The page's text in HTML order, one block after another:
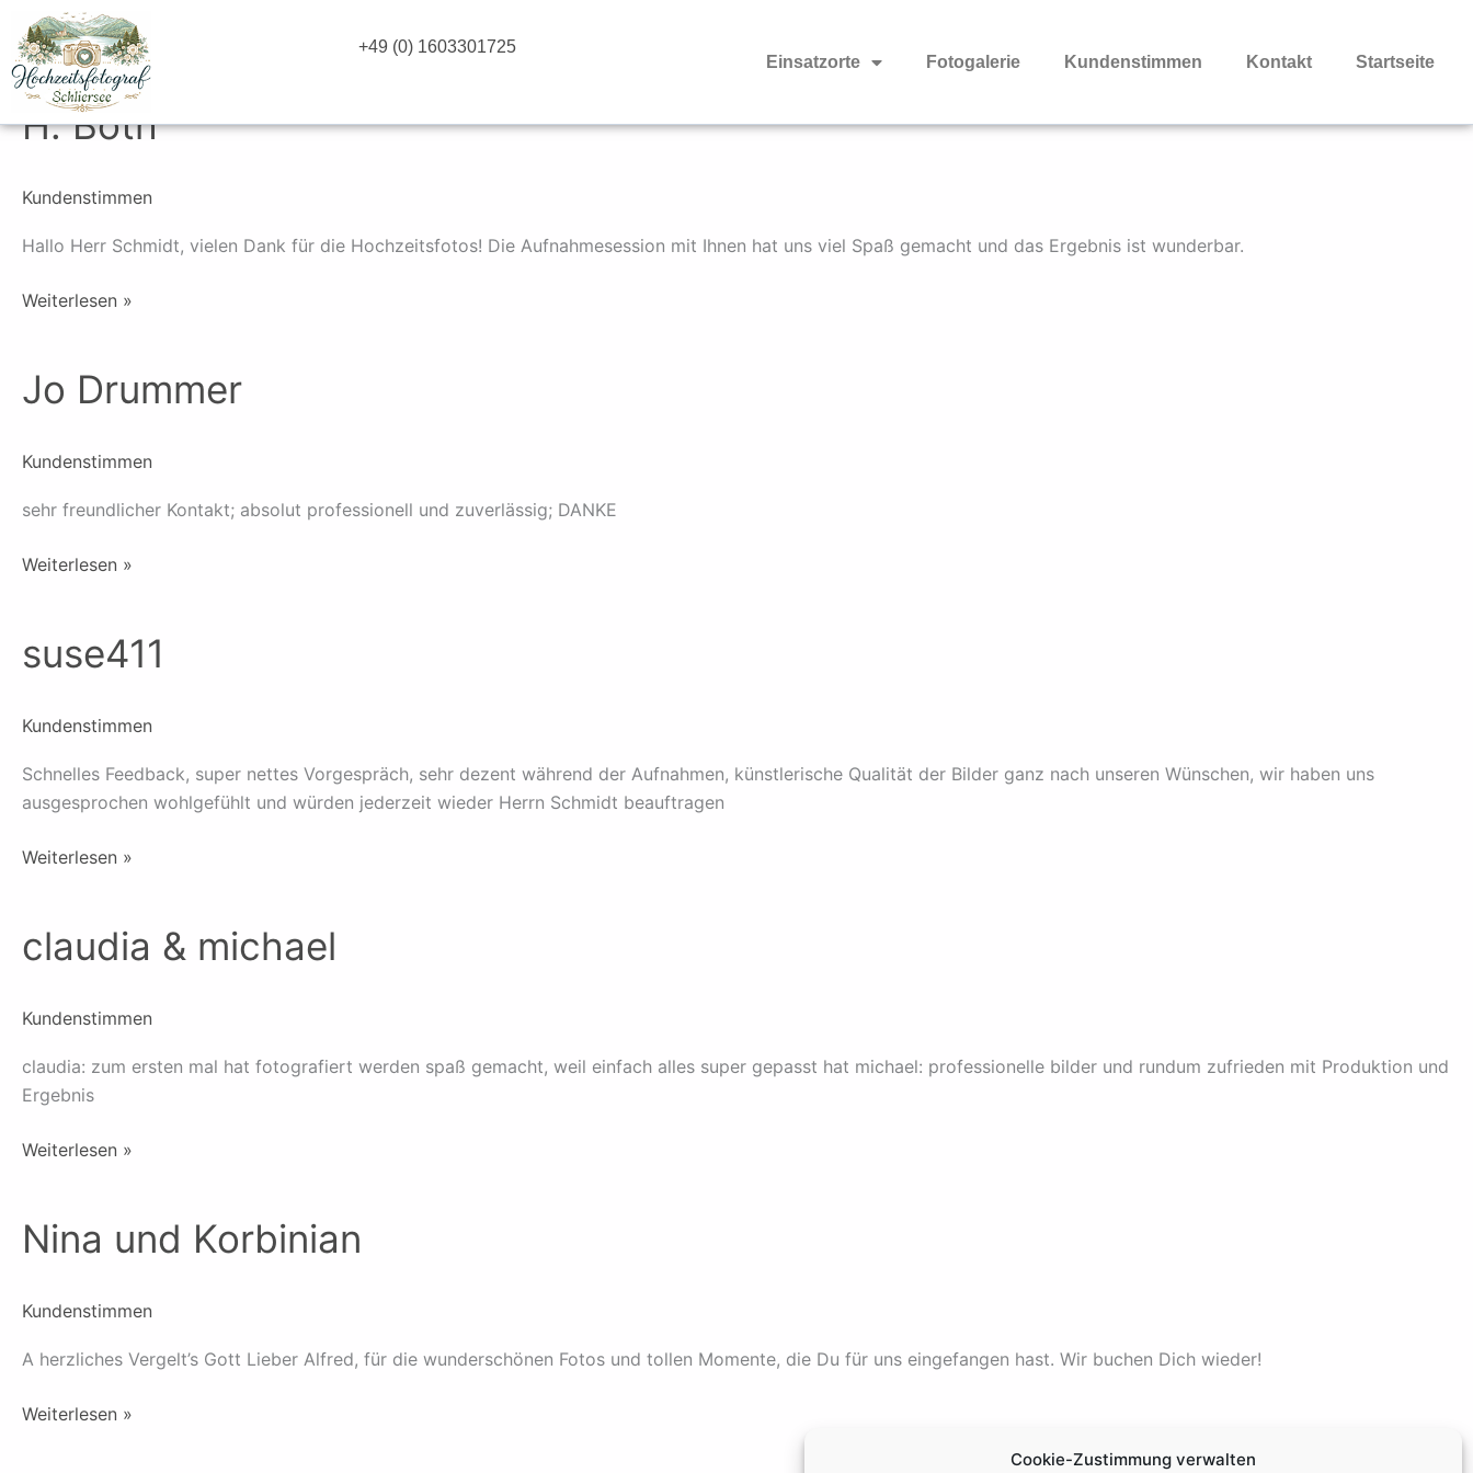
Cookie-Zustimmung verwalten
Inhalt
springen
+49 (0) 1603301725
Einsatzorte
Fotogalerie Kundenstimmen Kontakt Startseite
H. Both
Kundenstimmen
Hallo Herr Schmidt, vielen Dank für die Hochzeitsfotos! Die Aufnahmesession mit Ihnen hat uns viel Spaß gemacht und das Ergebnis ist wunderbar.
Both
Weiterlesen »
Jo Drummer
Kundenstimmen
sehr freundlicher Kontakt; absolut professionell und zuverlässig; DANKE
Jo
Drummer
Weiterlesen »
suse411
Kundenstimmen
Schnelles Feedback, super nettes Vorgespräch, sehr dezent während der Aufnahmen, künstlerische Qualität der Bilder ganz nach unseren Wünschen, wir haben uns
ausgesprochen wohlgefühlt und würden jederzeit wieder Herrn Schmidt beauftragen
suse411
Weiterlesen »
claudia & michael
Kundenstimmen
claudia: zum ersten mal hat fotografiert werden spaß gemacht, weil einfach alles super gepasst hat michael: professionelle bilder und rundum zufrieden mit Produktion und
Ergebnis
claudia
&
Weiterlesen »
Nina und Korbinian
Kundenstimmen
A herzliches Vergelt’s Gott Lieber Alfred, für die wunderschönen Fotos und tollen Momente, die Du für uns eingefangen hast. Wir buchen Dich wieder!
Nina
und
Weiterlesen »